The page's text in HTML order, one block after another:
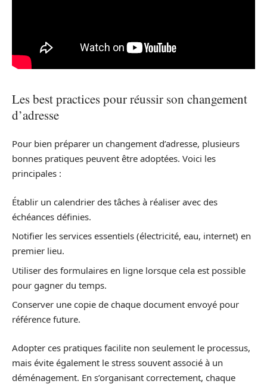
Les best practices pour réussir son changement
d’adresse
Pour bien préparer un changement d’adresse, plusieurs
bonnes pratiques peuvent être adoptées. Voici les
principales :
Établir un calendrier des tâches à réaliser avec des
échéances définies.
Notifier les services essentiels (électricité, eau, internet) en
premier lieu.
Utiliser des formulaires en ligne lorsque cela est possible
pour gagner du temps.
Conserver une copie de chaque document envoyé pour
référence future.
Adopter ces pratiques facilite non seulement le processus,
mais évite également le stress souvent associé à un
déménagement. En s’organisant correctement, chaque